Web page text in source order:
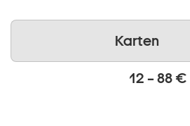
Karten
12 – 88 €